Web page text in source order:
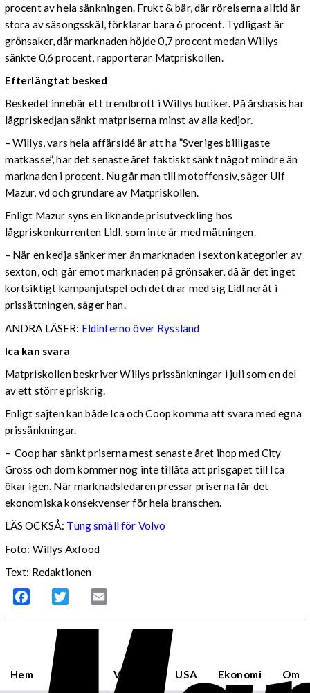
procent av hela sänkningen. Frukt & bär, där rörelserna alltid är
stora av säsongsskäl, förklarar bara 6 procent. Tydligast är
grönsaker, där marknaden höjde 0,7 procent medan Willys
sänkte 0,6 procent, rapporterar Matpriskollen.
Efterlängtat besked
Beskedet innebär ett trendbrott i Willys butiker. På årsbasis har
lågpriskedjan sänkt matpriserna minst av alla kedjor.
– Willys, vars hela affärsidé är att ha ”Sveriges billigaste
matkasse”, har det senaste året faktiskt sänkt något mindre än
marknaden i procent. Nu går man till motoffensiv, säger Ulf
Mazur, vd och grundare av Matpriskollen.
Enligt Mazur syns en liknande prisutveckling hos
lågpriskonkurrenten Lidl, som inte är med mätningen.
– När en kedja sänker mer än marknaden i sexton kategorier av
sexton, och går emot marknaden på grönsaker, då är det inget
kortsiktigt kampanjutspel och det drar med sig Lidl neråt i
prissättningen, säger han.
ANDRA LÄSER: Eldinferno över Ryssland
Ica kan svara
Matpriskollen beskriver Willys prissänkningar i juli som en del
av ett större priskrig.
Enligt sajten kan både Ica och Coop komma att svara med egna
prissänkningar.
– Coop har sänkt priserna mest senaste året ihop med City
Gross och dom kommer nog inte tillåta att prisgapet till Ica
ökar igen. När marknadsledaren pressar priserna får det
ekonomiska konsekvenser för hela branschen.
LÄS OCKSÅ: Tung smäll för Volvo
Foto: Willys Axfood
Text: Redaktionen
Facebook Twitter
Hem Världen USA Ekonomi Om